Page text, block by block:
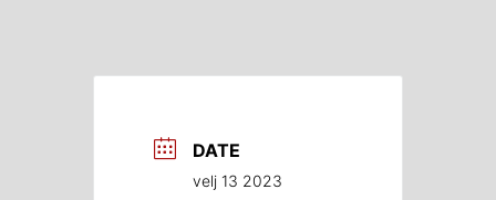
DATE
velj 13 2023